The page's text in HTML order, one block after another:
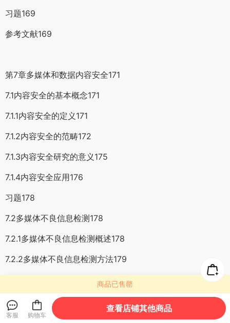
习题169
参考文献169
第7章多媒体和数据内容安全171
7.1内容安全的基本概念171
7.1.1内容安全的定义171
7.1.2内容安全的范畴172
7.1.3内容安全研究的意义175
7.1.4内容安全应用176
习题178
7.2多媒体不良信息检测178
7.2.1多媒体不良信息检测概述178
7.2.2多媒体不良信息检测方法179
7.2.3多媒体不良信息检测的应用184
习题186
7.3大模型生成内容安全186
商品已售罄
客服 购物车
查看店铺其他商品